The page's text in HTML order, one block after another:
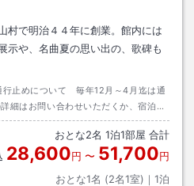
村で明治４４年に創業。館内には
示や、名曲夏の思い出の、歌碑も
行止めについて 毎年12月～4月迄は通
細はお問い合わせいただくか、宿泊プ
方、ご注意下さいませ。
おとな2名 1泊1部屋 合計
28,600円 〜 51,700円
おとな1名 (2名1室)｜ 1泊